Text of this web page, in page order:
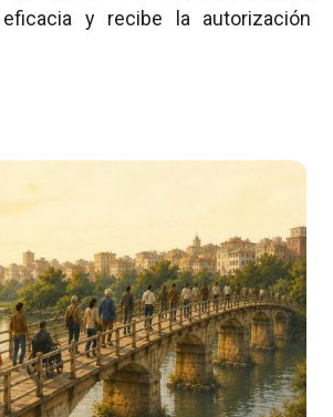
y recibe la autorización